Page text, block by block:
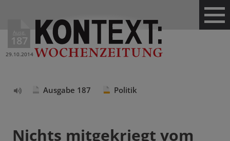
Ausg.
187
29.10.2014
Ausgabe 187 Politik
Nichts mitgekriegt vom